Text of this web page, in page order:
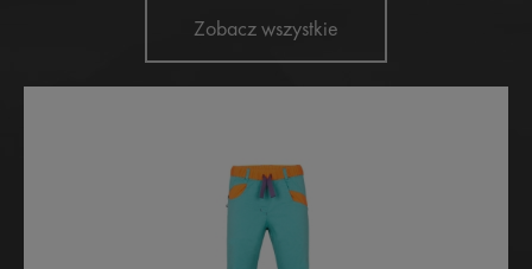
Zobacz wszystkie